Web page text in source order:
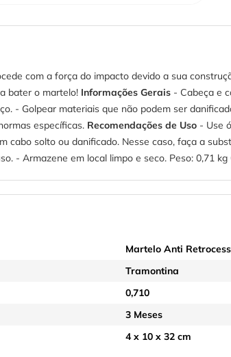
com a força do impacto devido a sua
bater o martelo! Informações Gerais - Cabeça e
- Golpear materiais que não podem ser
específicas. Recomendações de Uso - Use
solto ou danificado. Nesse caso, faça a
- Armazene em local limpo e seco. Peso: 0,71
Martelo Anti
Tramontina
0,710
3 Meses
4 x 10 x 32 cm